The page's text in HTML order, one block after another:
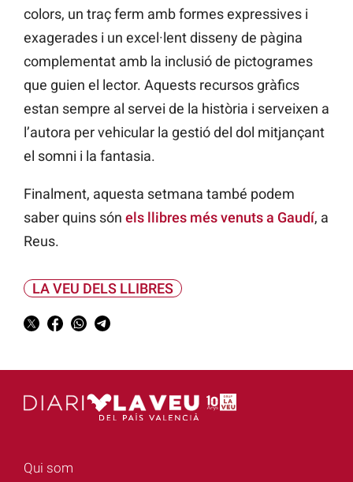
colors, un traç ferm amb formes expressives i
exagerades i un excel·lent disseny de pàgina
complementat amb la inclusió de pictogrames
que guien el lector. Aquests recursos gràfics
estan sempre al servei de la història i serveixen a
l’autora per vehicular la gestió del dol mitjançant
el somni i la fantasia.
Finalment, aquesta setmana també podem
saber quins són els llibres més venuts a Gaudí, a
Reus.
LA VEU DELS LLIBRES
Qui som